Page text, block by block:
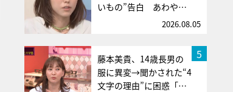
いもの”告白 あわや…
2026.08.05
5
藤本美貴、14歳長男の
服に異変→聞かされた“4
文字の理由”に困惑「…